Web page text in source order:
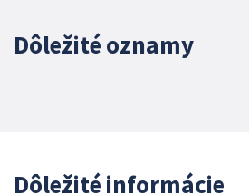
Dôležité oznamy
Dôležité informácie